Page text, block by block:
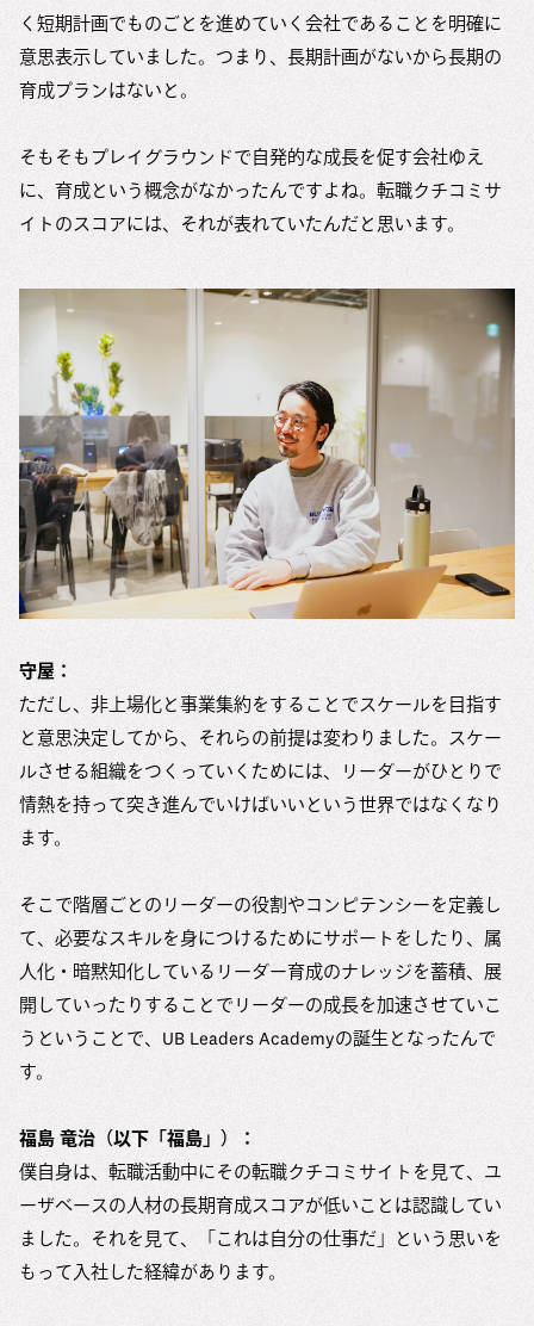
く短期計画でものごとを進めていく会社であることを明確に
意思表示していました。つまり、長期計画がないから長期の
育成プランはないと。
そもそもプレイグラウンドで自発的な成長を促す会社ゆえ
に、育成という概念がなかったんですよね。転職クチコミサ
イトのスコアには、それが表れていたんだと思います。
守屋：
ただし、非上場化と事業集約をすることでスケールを目指す
と意思決定してから、それらの前提は変わりました。スケー
ルさせる組織をつくっていくためには、リーダーがひとりで
情熱を持って突き進んでいけばいいという世界ではなくなり
ます。
そこで階層ごとのリーダーの役割やコンピテンシーを定義し
て、必要なスキルを身につけるためにサポートをしたり、属
人化・暗黙知化しているリーダー育成のナレッジを蓄積、展
開していったりすることでリーダーの成長を加速させていこ
うということで、UB Leaders Academyの誕生となったんで
す。
福島 竜治（以下「福島」）：
僕自身は、転職活動中にその転職クチコミサイトを見て、ユ
ーザベースの人材の長期育成スコアが低いことは認識してい
ました。それを見て、「これは自分の仕事だ」という思いを
もって入社した経緯があります。